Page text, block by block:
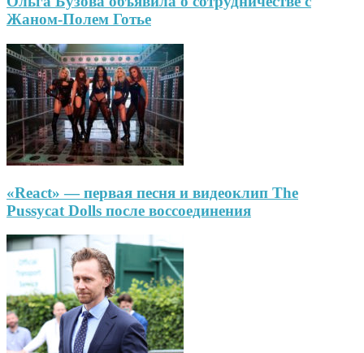
Жаном-Полем Готье
«React» — первая песня и видеоклип The
Pussycat Dolls после воссоединения